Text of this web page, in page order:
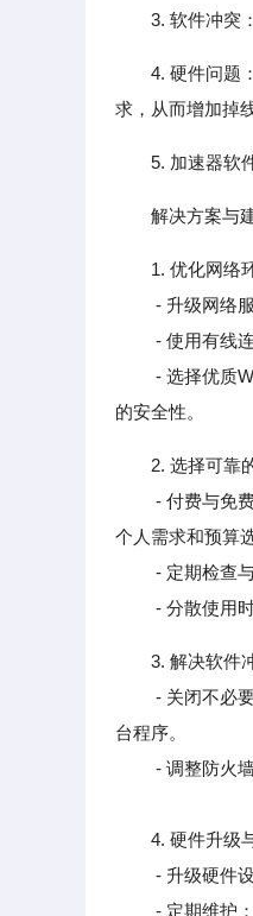
3. 软件冲突
4. 硬件问题
求，从而增加掉
5. 加速器软
解决方案与
1. 优化网络
- 升级网络服务
- 使用有线连接
- 选择优质Wi-
的安全性。
2. 选择可靠
- 付费与免费服
个人需求和预算
- 定期检查与更
- 分散使用时
3. 解决软件
- 关闭不必要的
台程序。
- 调整防火墙/
4. 硬件升级与
- 升级硬件设备
- 定期维护：定